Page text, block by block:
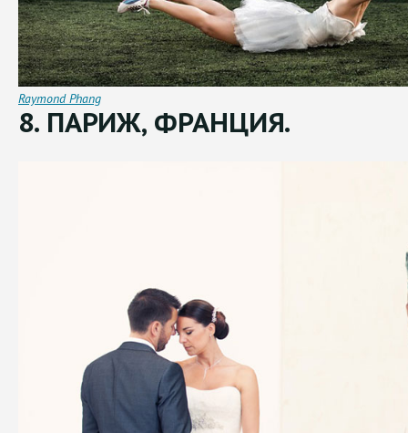
Raymond Phang
8. ПАРИЖ, ФРАНЦИЯ.